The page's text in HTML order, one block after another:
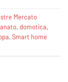
Mercato
,domotica,
,Smart home